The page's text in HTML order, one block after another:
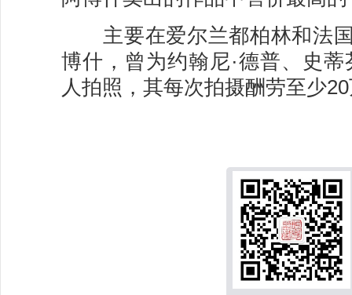
主要在爱尔兰都柏林和法国
博什，曾为约翰尼·德普、史蒂
人拍照，其每次拍摄酬劳至少